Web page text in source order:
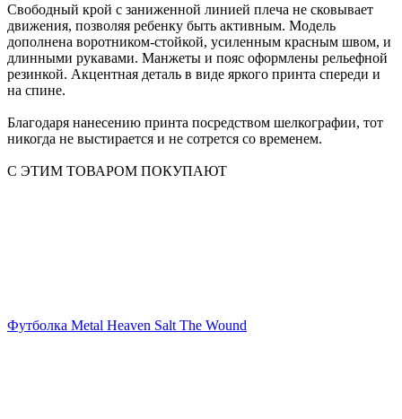
Свободный крой с заниженной линией плеча не сковывает
движения, позволяя ребенку быть активным. Модель
дополнена воротником-стойкой, усиленным красным швом, и
длинными рукавами. Манжеты и пояс оформлены рельефной
резинкой. Акцентная деталь в виде яркого принта спереди и
на спине.
Благодаря нанесению принта посредством шелкографии, тот
никогда не выстирается и не сотрется со временем.
С ЭТИМ ТОВАРОМ ПОКУПАЮТ
Футболка Metal Heaven Salt The Wound